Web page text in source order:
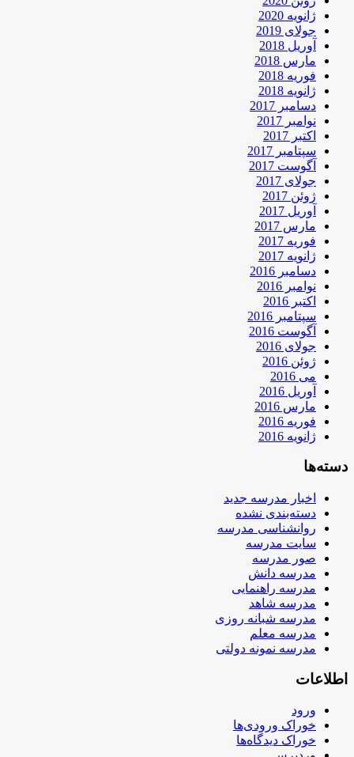
ژانویه 2020
جولای 2019
آوریل 2018
مارس 2018
فوریه 2018
ژانویه 2018
دسامبر 2017
نوامبر 2017
اکتبر 2017
سپتامبر 2017
آگوست 2017
جولای 2017
ژوئن 2017
آوریل 2017
مارس 2017
فوریه 2017
ژانویه 2017
دسامبر 2016
نوامبر 2016
اکتبر 2016
سپتامبر 2016
آگوست 2016
جولای 2016
ژوئن 2016
می 2016
آوریل 2016
مارس 2016
فوریه 2016
ژانویه 2016
دسته‌ها
اخبار مدرسه جدید
دسته‌بندی نشده
روانشناسی مدرسه
سایت مدرسه
صور مدرسه
مدرسه دانش
مدرسه راهنمایی
مدرسه شاهد
مدرسه شبانه روزی
مدرسه معلم
مدرسه نمونه دولتی
اطلاعات
ورود
خوراک ورودی‌ها
خوراک دیدگاه‌ها